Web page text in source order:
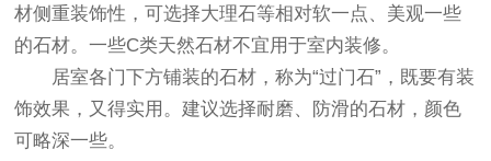
材侧重装饰性，可选择大理石等相对软一点、美观一些
的石材。一些C类天然石材不宜用于室内装修。
居室各门下方铺装的石材，称为“过门石”，既要有装
饰效果，又得实用。建议选择耐磨、防滑的石材，颜色
可略深一些。